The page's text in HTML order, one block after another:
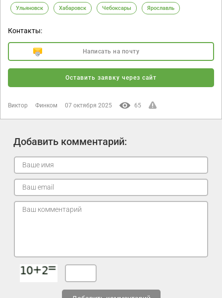
Ульяновск Хабаровск Чебоксары Ярославль
Контакты:
Написать на почту
Оставить заявку через сайт
Виктор Финком 07 октября 2025 65
Добавить комментарий: